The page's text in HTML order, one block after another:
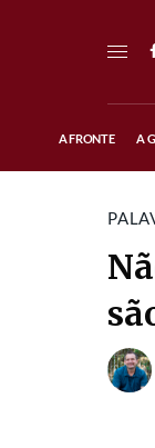
A FRONTE A